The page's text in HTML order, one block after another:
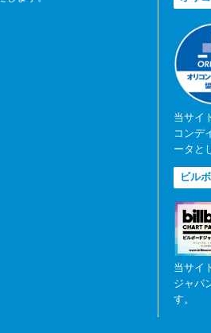
当サイ
コンデ
ータと
ビル
当サイ
ジャパ
す。